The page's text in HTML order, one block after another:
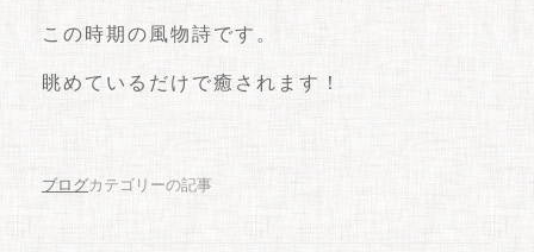
この時期の風物詩です。
眺めているだけで癒されます！
ブログカテゴリーの記事